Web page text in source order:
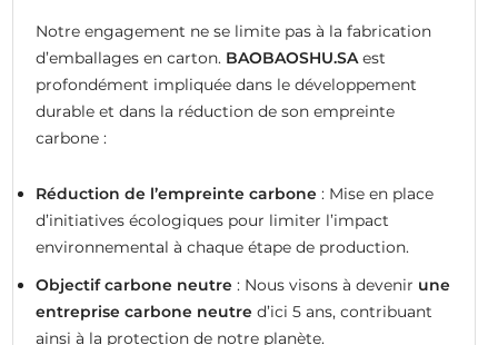
Notre engagement ne se limite pas à la fabrication
d’emballages en carton. BAOBAOSHU.SAest
profondément impliquée dans le développement
durable et dans la réduction de son empreinte
carbone :
Réduction de l’empreinte carbone: Mise en place
d’initiatives écologiques pour limiter l’impact
environnemental à chaque étape de production.
Objectif carbone neutre: Nous visons à devenir une
entreprise carbone neutred’ici 5 ans, contribuant
ainsi à la protection de notre planète.